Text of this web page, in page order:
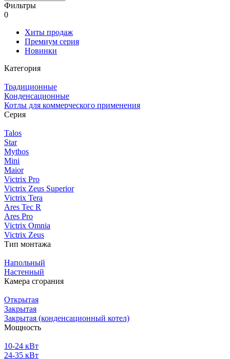
Фильтры
0
Хиты продаж
Премиум серия
Новинки
Категория
Традиционные
Конденсационные
Котлы для коммерческого применения
Серия
Talos
Star
Mythos
Mini
Maior
Victrix Pro
Victrix Zeus Superior
Victrix Tera
Ares Tec R
Ares Pro
Victrix Omnia
Victrix Zeus
Тип монтажа
Напольный
Настенный
Камера сгорания
Открытая
Закрытая
Закрытая (конденсационный котел)
Мощность
10-24 кВт
24-35 кВт